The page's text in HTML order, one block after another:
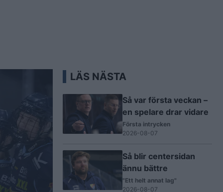
LÄS NÄSTA
Så var första veckan –
en spelare drar vidare
Första intrycken
2026-08-07
Så blir centersidan
ännu bättre
"Ett helt annat lag"
2026-08-07